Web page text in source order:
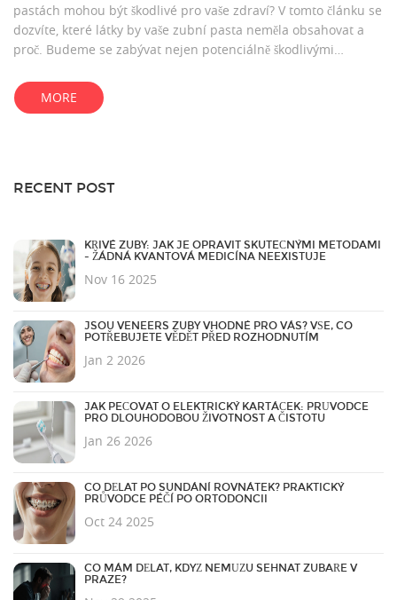
pastách mohou být škodlivé pro vaše zdraví? V tomto článku se
dozvíte, které látky by vaše zubní pasta neměla obsahovat a
proč. Budeme se zabývat nejen potenciálně škodlivými
při výběru zubní pasty zvážit. Je načase znovu zvážit, co dáváte
do svého úst.
MORE
RECENT POST
KŘIVÉ ZUBY: JAK JE OPRAVIT SKUTEČNÝMI METODAMI
- ŽÁDNÁ KVANTOVÁ MEDICÍNA NEEXISTUJE
Nov 16 2025
JSOU VENEERS ZUBY VHODNÉ PRO VÁS? VŠE, CO
POTŘEBUJETE VĚDĚT PŘED ROZHODNUTÍM
Jan 2 2026
JAK PEČOVAT O ELEKTRICKÝ KARTÁČEK: PRŮVODCE
PRO DLOUHODOBOU ŽIVOTNOST A ČISTOTU
Jan 26 2026
CO DĚLAT PO SUNDÁNÍ ROVNÁTEK? PRAKTICKÝ
PRŮVODCE PÉČÍ PO ORTODONCII
Oct 24 2025
CO MÁM DĚLAT, KDYŽ NEMŮŽU SEHNAT ZUBAŘE V
PRAZE?